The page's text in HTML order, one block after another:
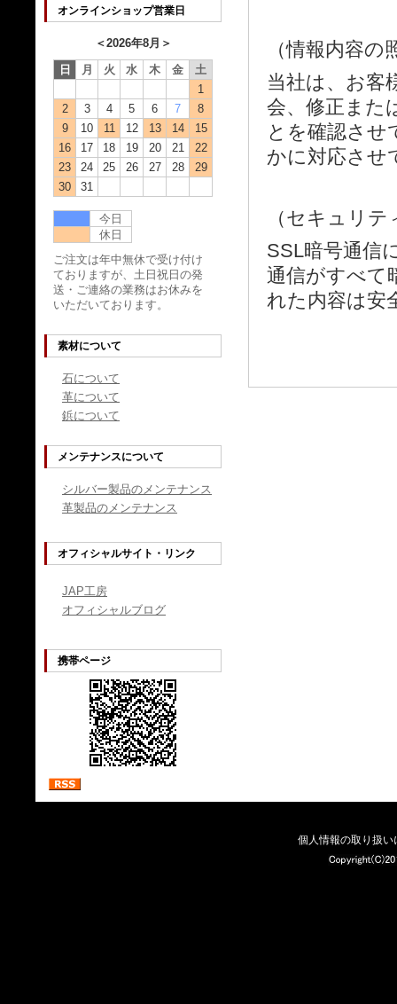
オンラインショップ営業日
＜2026年8月 ＞
日
月 火 水 木 金
土
1
2
3 4 5 6 7
8
9
10 11 12 13 14
15
16
17 18 19 20 21
22
23
24 25 26 27 28
29
30
31
今日
休日
ご注文は年中無休で受け付け
ておりますが、土日祝日の発
送・ご連絡の業務はお休みを
いただいております。
素材について
石について
革について
鋲について
メンテナンスについて
シルバー製品のメンテナンス
革製品のメンテナンス
オフィシャルサイト・リンク
JAP工房
オフィシャルブログ
携帯ページ
（情報内容
当社は、お客
会、修正また
とを確認させ
かに対応させ
（セキュリ
SSL暗号通信
通信がすべて
れた内容は安
個人情報の取り扱い